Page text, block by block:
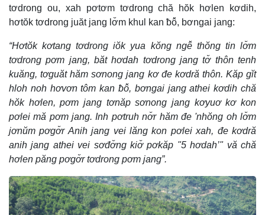
tơdrong ou, xah pơtơm tơdrong chă hŏk hơlen kơdih,
hơtŏk tơdrong juăt jang lơ̆m khul kan ƀô̆, bơngai jang:
“Hơtŏk kơtang tơdrong iŏk yua kŏng ngê̆ thŏng tin lơ̆m
tơdrong pơm jang, băt hơdah tơdrong jang tơ̆ thôn tenh
kuăng, tơguăt hăm sơnong jang kơ đe kơdră thôn. Kăp gĭt
hloh noh hơvơn tôm kan ƀô̆, bơngai jang athei kơdih chă
hŏk hơlen, pơm jang tơnăp sơnong jang kơyuơ kơ kon
pơlei mă pơm jang. Inh pơtruh nơ̆r hăm đe 'nhŏng oh lơ̆m
jơnŭm pơgơ̆r Anih jang vei lăng kon pơlei xah, đe kơdră
anih jang athei vei sơđơ̆ng kiơ̆ pơkăp "5 hơdah’" vă chă
hơlen păng pơgơ̆r tơdrong pơm jang”.